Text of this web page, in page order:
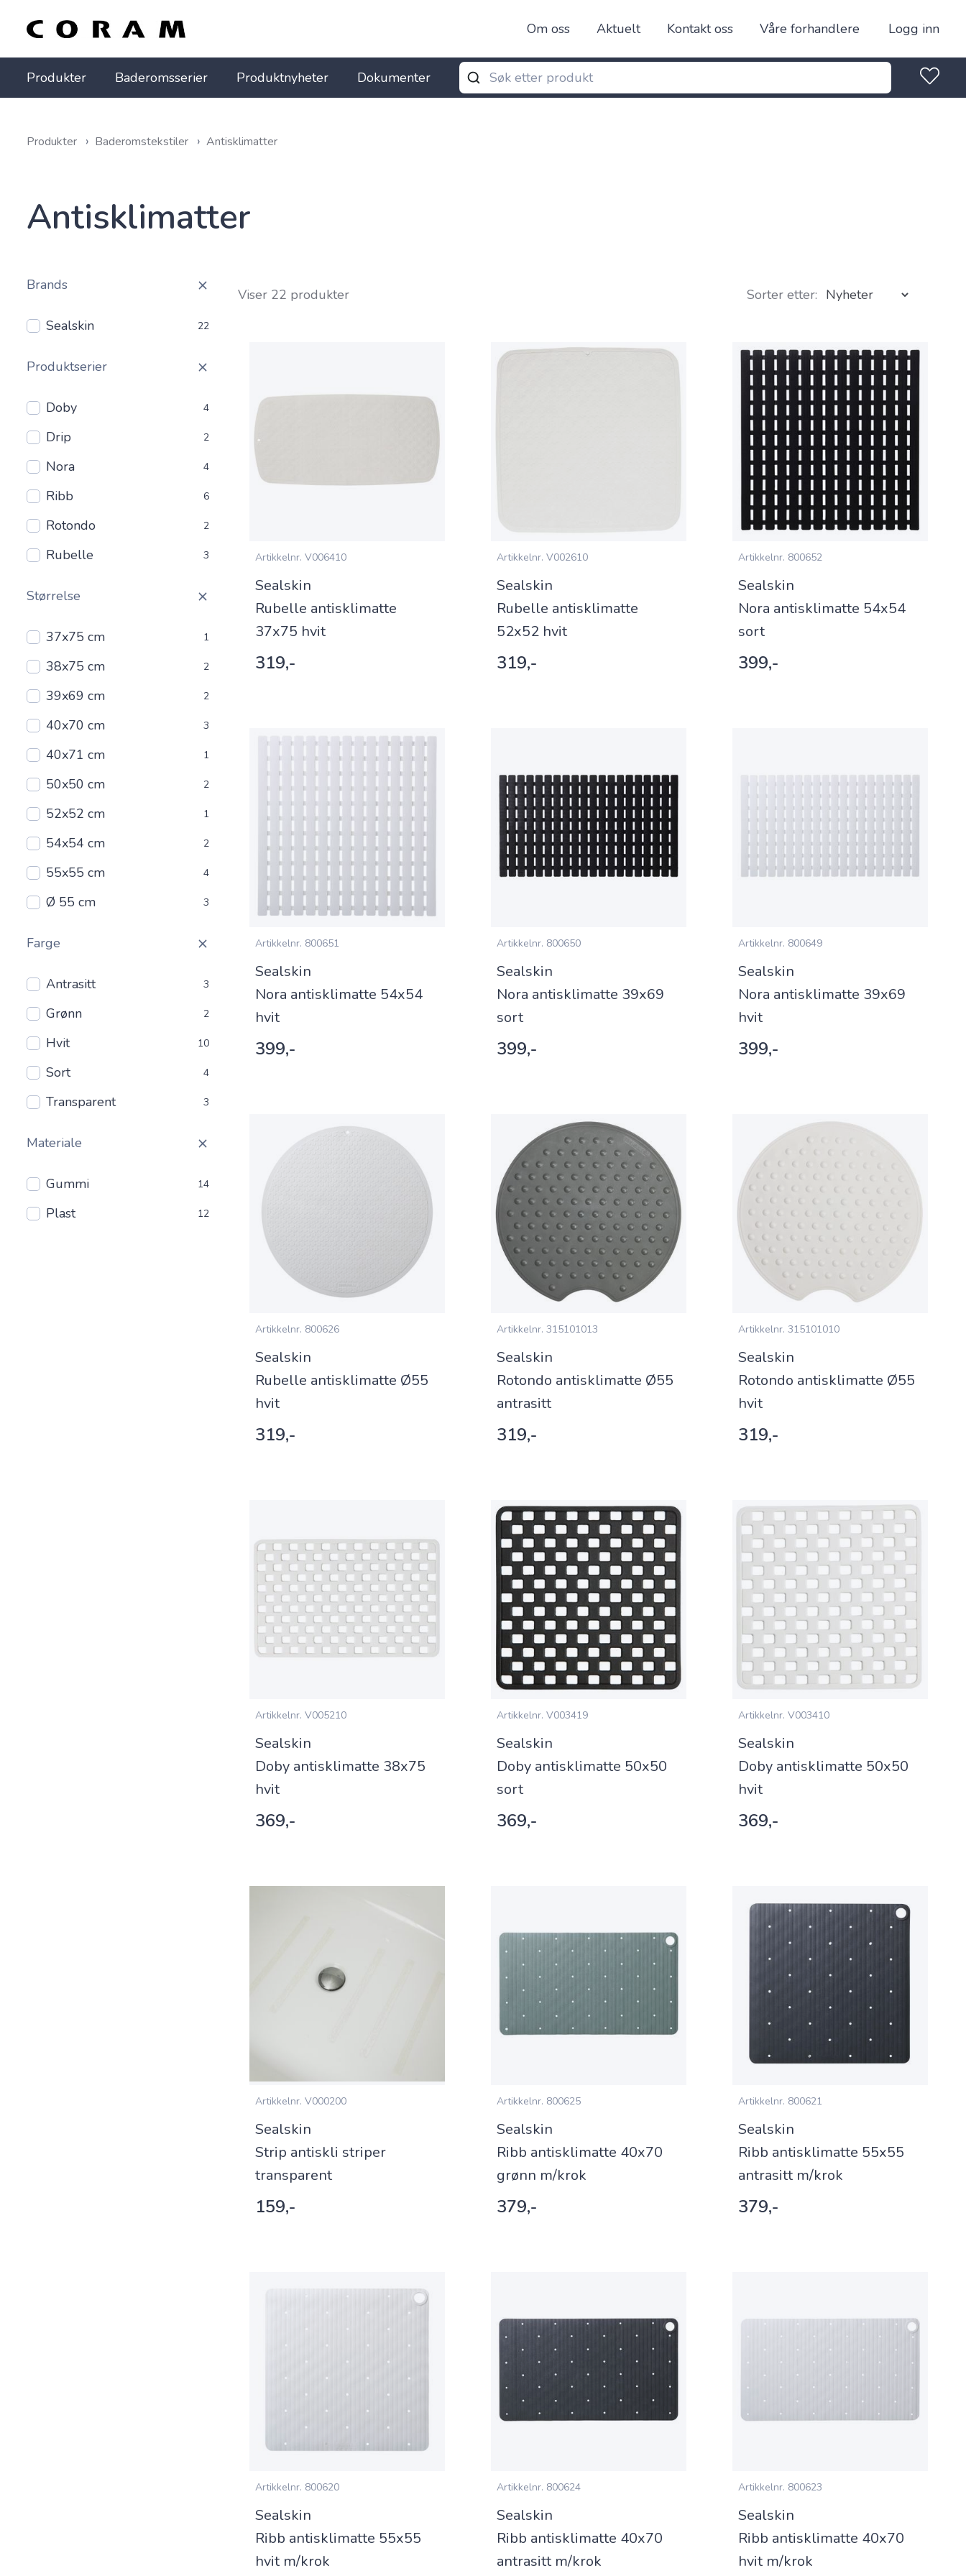
Om oss Aktuelt Kontakt oss Våre forhandlere Logg inn
Produkter Baderomsserier Produktnyheter Dokumenter
Produkter Baderomstekstiler Antisklimatter
Antisklimatter
Brands
Sealskin 22
Produktserier
Doby 4
Drip 2
Nora 4
Ribb 6
Rotondo 2
Rubelle 3
Størrelse
37x75 cm 1
38x75 cm 2
39x69 cm 2
40x70 cm 3
40x71 cm 1
50x50 cm 2
52x52 cm 1
54x54 cm 2
55x55 cm 4
Ø 55 cm 3
Farge
Antrasitt 3
Grønn 2
Hvit 10
Sort 4
Transparent 3
Materiale
Gummi 14
Plast 12
Viser 22 produkter Sorter etter:
Artikkelnr. V006410
Sealskin
Rubelle antisklimatte
37x75 hvit
319,-
Artikkelnr. V002610
Sealskin
Rubelle antisklimatte
52x52 hvit
319,-
Artikkelnr. 800652
Sealskin
Nora antisklimatte 54x54
sort
399,-
Artikkelnr. 800651
Sealskin
Nora antisklimatte 54x54
hvit
399,-
Artikkelnr. 800650
Sealskin
Nora antisklimatte 39x69
sort
399,-
Artikkelnr. 800649
Sealskin
Nora antisklimatte 39x69
hvit
399,-
Artikkelnr. 800626
Sealskin
Rubelle antisklimatte Ø55
hvit
319,-
Artikkelnr. 315101013
Sealskin
Rotondo antisklimatte Ø55
antrasitt
319,-
Artikkelnr. 315101010
Sealskin
Rotondo antisklimatte Ø55
hvit
319,-
Artikkelnr. V005210
Sealskin
Doby antisklimatte 38x75
hvit
369,-
Artikkelnr. V003419
Sealskin
Doby antisklimatte 50x50
sort
369,-
Artikkelnr. V003410
Sealskin
Doby antisklimatte 50x50
hvit
369,-
Artikkelnr. V000200
Sealskin
Strip antiskli striper
transparent
159,-
Artikkelnr. 800625
Sealskin
Ribb antisklimatte 40x70
grønn m/krok
379,-
Artikkelnr. 800621
Sealskin
Ribb antisklimatte 55x55
antrasitt m/krok
379,-
Artikkelnr. 800620
Sealskin
Ribb antisklimatte 55x55
hvit m/krok
Artikkelnr. 800624
Sealskin
Ribb antisklimatte 40x70
antrasitt m/krok
Artikkelnr. 800623
Sealskin
Ribb antisklimatte 40x70
hvit m/krok